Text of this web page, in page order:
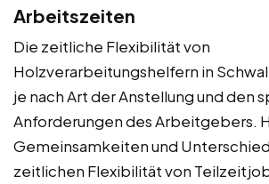
Arbeitszeiten
Die zeitliche Flexibilität von
Holzverarbeitungshelfern in
je nach Art der Anstellung und den
Anforderungen des Arbeitgebers.
Gemeinsamkeiten und
zeitlichen Flexibilität von